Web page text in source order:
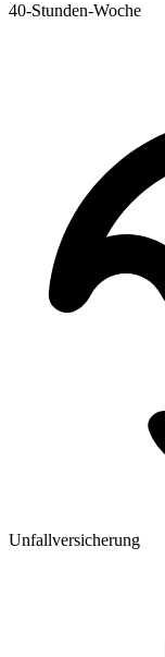
40-Stunden-Woche
Unfallversicherung